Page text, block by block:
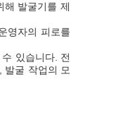
해 발굴기를 제
영자의 피로를
있습니다. 전
발굴 작업의 모